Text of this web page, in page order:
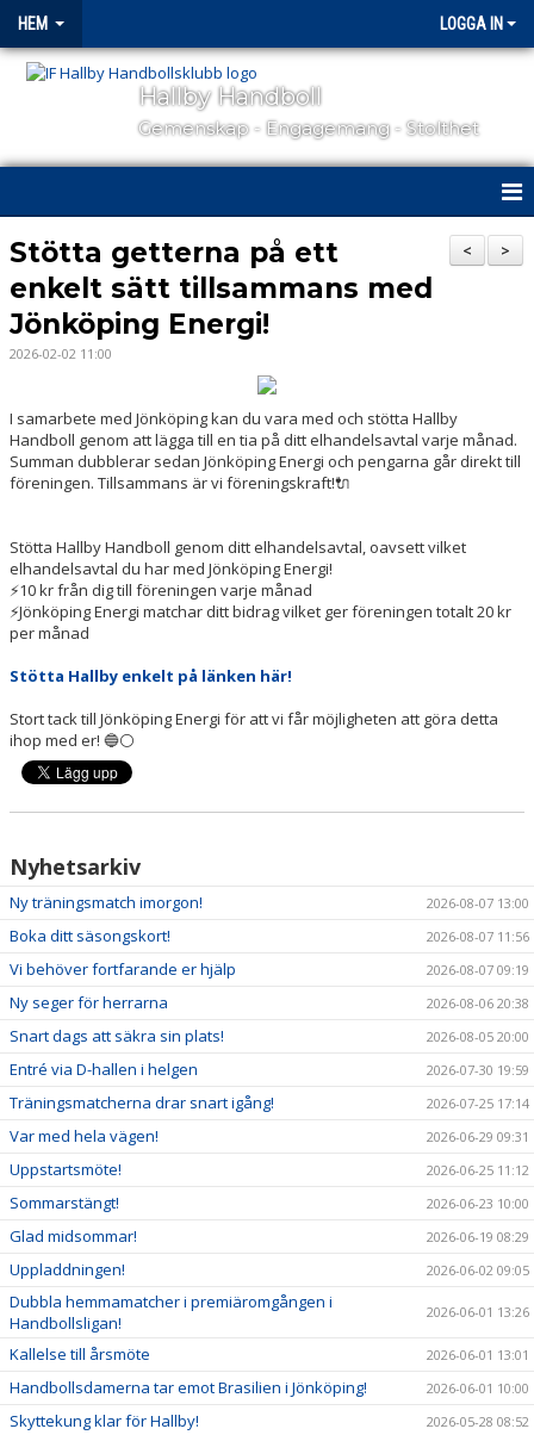
HEM LOGGA IN
Hallby Handboll
Gemenskap - Engagemang - Stolthet
HEM
HALLBY I SAMHÄLLET
GÅ PÅ MATCH
KONTAKT
NYHETER
KALENDER
BILDGALLERI
>
<
Stötta getterna på ett
enkelt sätt tillsammans med
Jönköping Energi!
2026-02-02 11:00
I samarbete med Jönköping kan du vara med och stötta Hallby
Handboll genom att lägga till en tia på ditt elhandelsavtal varje månad.
Summan dubblerar sedan Jönköping Energi och pengarna går direkt till
föreningen. Tillsammans är vi föreningskraft!🔌
Stötta Hallby Handboll genom ditt elhandelsavtal, oavsett vilket
elhandelsavtal du har med Jönköping Energi!
⚡️10 kr från dig till föreningen varje månad
⚡️Jönköping Energi matchar ditt bidrag vilket ger föreningen totalt 20 kr
per månad
Stötta Hallby enkelt på länken här!
Stort tack till Jönköping Energi för att vi får möjligheten att göra detta
ihop med er! 🔵⚪
Nyhetsarkiv
Ny träningsmatch imorgon! 2026-08-07 13:00
Boka ditt säsongskort! 2026-08-07 11:56
Vi behöver fortfarande er hjälp 2026-08-07 09:19
Ny seger för herrarna 2026-08-06 20:38
Snart dags att säkra sin plats! 2026-08-05 20:00
Entré via D-hallen i helgen 2026-07-30 19:59
Träningsmatcherna drar snart igång! 2026-07-25 17:14
Var med hela vägen! 2026-06-29 09:31
Uppstartsmöte! 2026-06-25 11:12
Sommarstängt! 2026-06-23 10:00
Glad midsommar! 2026-06-19 08:29
Uppladdningen! 2026-06-02 09:05
Dubbla hemmamatcher i premiäromgången i
Handbollsligan!
2026-06-01 13:26
Kallelse till årsmöte 2026-06-01 13:01
Handbollsdamerna tar emot Brasilien i Jönköping! 2026-06-01 10:00
Skyttekung klar för Hallby! 2026-05-28 08:52